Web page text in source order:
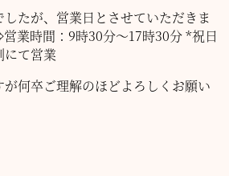
たが、営業日とさせていただきま
業時間：9時30分～17時30分*祝日
て営業
何卒ご理解のほどよろしくお願い